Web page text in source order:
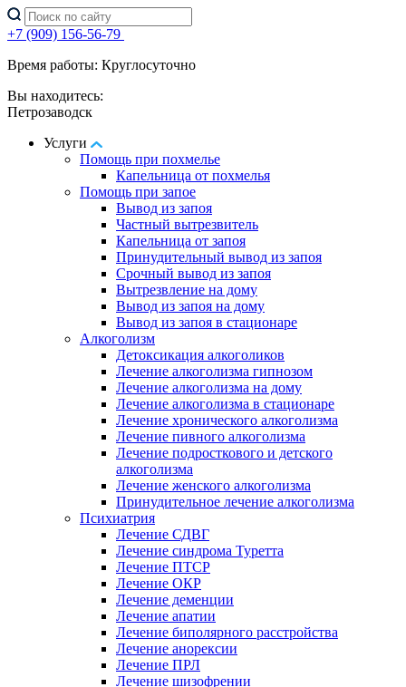
+7 (909) 156-56-79
Время работы: Круглосуточно
Вы находитесь:
Петрозаводск
Услуги
Помощь при похмелье
Капельница от похмелья
Помощь при запое
Вывод из запоя
Частный вытрезвитель
Капельница от запоя
Принудительный вывод из запоя
Срочный вывод из запоя
Вытрезвление на дому
Вывод из запоя на дому
Вывод из запоя в стационаре
Алкоголизм
Детоксикация алкоголиков
Лечение алкоголизма гипнозом
Лечение алкоголизма на дому
Лечение алкоголизма в стационаре
Лечение хронического алкоголизма
Лечение пивного алкоголизма
Лечение подросткового и детского
алкоголизма
Лечение женского алкоголизма
Принудительное лечение алкоголизма
Психиатрия
Лечение СДВГ
Лечение синдрома Туретта
Лечение ПТСР
Лечение ОКР
Лечение деменции
Лечение апатии
Лечение биполярного расстройства
Лечение анорексии
Лечение ПРЛ
Лечение шизофрении